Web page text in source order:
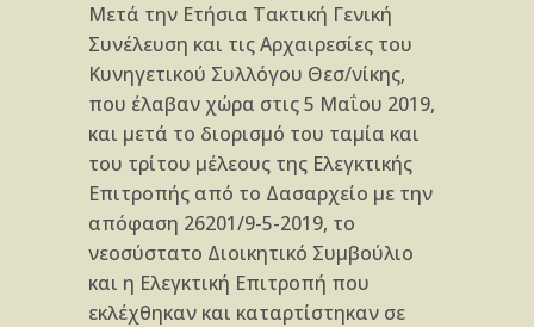
Μετά την Ετήσια Τακτική Γενική
Συνέλευση και τις Αρχαιρεσίες του
Κυνηγετικού Συλλόγου Θεσ/νίκης,
που έλαβαν χώρα στις 5 Μαΐου 2019,
και μετά το διορισμό του ταμία και
του τρίτου μέλεους της Ελεγκτικής
Επιτροπής από το Δασαρχείο με την
απόφαση 26201/9-5-2019, το
νεοσύστατο Διοικητικό Συμβούλιο
και η Ελεγκτική Επιτροπή που
εκλέχθηκαν και καταρτίστηκαν σε